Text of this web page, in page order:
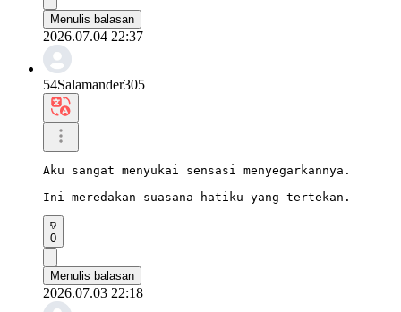
Menulis balasan
2026.07.04 22:37
54Salamander305
Aku sangat menyukai sensasi menyegarkannya.
Ini meredakan suasana hatiku yang tertekan.
0
Menulis balasan
2026.07.03 22:18